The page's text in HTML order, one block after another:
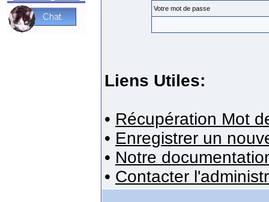
Votre mot de passe
Liens Utiles:
• Récupération Mot
• Enregistrer un
• Notre
• Contacter